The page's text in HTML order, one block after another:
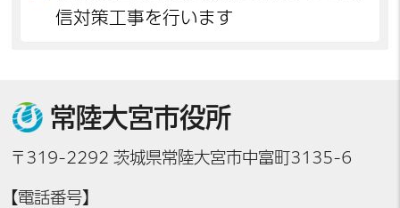
信対策工事を行います
常陸大宮市役所
〒319-2292 茨城県常陸大宮市中富町3135-6
【電話番号】